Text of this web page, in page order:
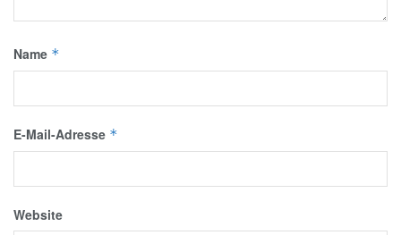
Name *
E-Mail-Adresse *
Website